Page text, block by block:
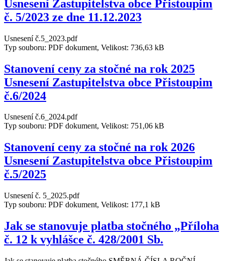
Usnesení Zastupitelstva obce Přistoupim
č. 5/2023 ze dne 11.12.2023
Usnesení č.5_2023.pdf
Typ souboru: PDF dokument, Velikost: 736,63 kB
Stanovení ceny za stočné na rok 2025
Usnesení Zastupitelstva obce Přistoupim
č.6/2024
Usnesení č.6_2024.pdf
Typ souboru: PDF dokument, Velikost: 751,06 kB
Stanovení ceny za stočné na rok 2026
Usnesení Zastupitelstva obce Přistoupim
č.5/2025
Usnesení č. 5_2025.pdf
Typ souboru: PDF dokument, Velikost: 177,1 kB
Jak se stanovuje platba stočného „Příloha
č. 12 k vyhlášce č. 428/2001 Sb.